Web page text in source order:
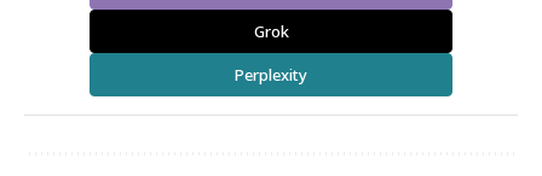
Grok
Perplexity